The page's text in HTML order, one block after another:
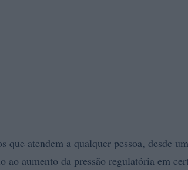
atendem a qualquer pessoa, desde
aumento da pressão regulatória em